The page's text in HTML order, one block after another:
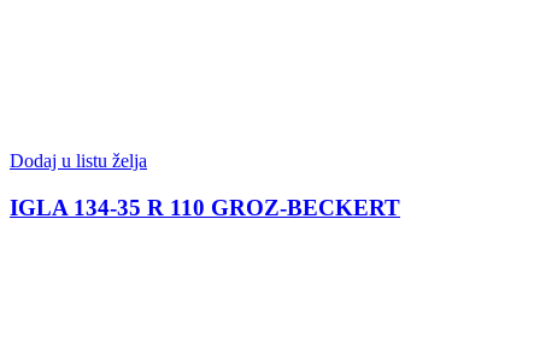
Dodaj u listu želja
IGLA 134-35 R 110 GROZ-BECKERT